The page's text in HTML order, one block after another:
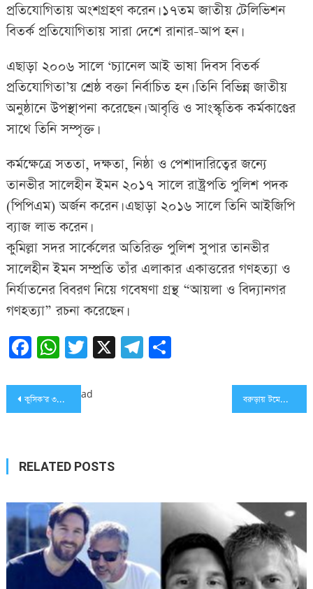
প্রতিযোগিতায় অংশগ্রহণ করেন। ১৭তম জাতীয় টেলিভিশন
বিতর্ক প্রতিযোগিতায় সারা দেশে রানার-আপ হন।
এছাড়া ২০০৬ সালে ‘চ্যানেল আই ভাষা দিবস বিতর্ক
প্রতিযোগিতা’য় শ্রেষ্ঠ বক্তা নির্বাচিত হন। তিনি বিভিন্ন জাতীয়
অনুষ্ঠানে উপস্থাপনা করেছেন। আবৃত্তি ও সাংস্কৃতিক কর্মকাণ্ডের
সাথে তিনি সম্পৃক্ত।
কর্মক্ষেত্রে সততা, দক্ষতা, নিষ্ঠা ও পেশাদারিত্বের জন্যে
তানভীর সালেহীন ইমন ২০১৭ সালে রাষ্ট্রপতি পুলিশ পদক
(পিপিএম) অর্জন করেন। এছাড়া ২০১৬ সালে তিনি আইজিপি
ব্যাজ লাভ করেন।
কুমিল্লা সদর সার্কেলের অতিরিক্ত পুলিশ সুপার তানভীর
সালেহীন ইমন সম্প্রতি তাঁর এলাকার একাত্তরের গণহত্যা ও
নির্যাতনের বিবরণ নিয়ে গবেষণা গ্রন্থ “আয়লা ও বিদ্যানগর
গণহত্যা” রচনা করেছেন।
Facebook
WhatsApp
Twitter
X Telegram
Share
Post
কুসিক’র ৩নং ওয়ার্ডে ১ হাজার শীতার্থদের মাঝে কম্বল বিতরণ বরুড়ায় টমেটো ক্ষেত থেকে যুবতীর মরদেহ উদ্ধার
ad
RELATED POSTS